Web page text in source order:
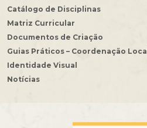
Catálogo de Disciplinas
Matriz Curricular
Documentos de Criação
Guias Práticos – Coordenação Local
Identidade Visual
Notícias